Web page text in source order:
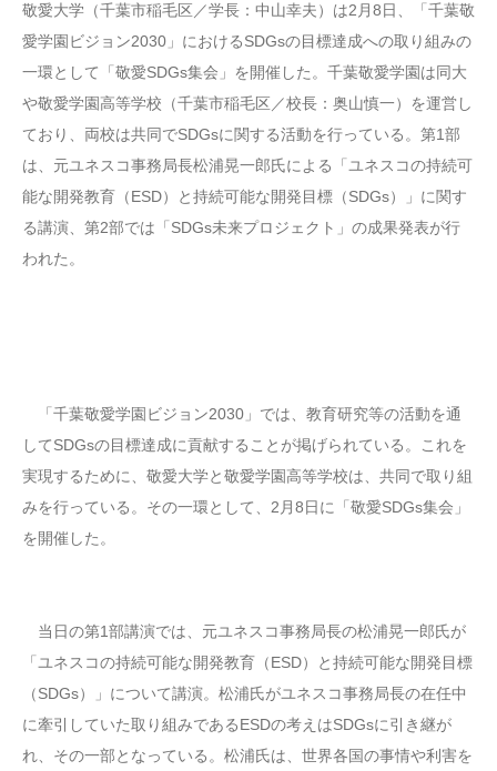
敬愛大学（千葉市稲毛区／学長：中山幸夫）は2月8日、「千葉敬
愛学園ビジョン2030」におけるSDGsの目標達成への取り組みの
一環として「敬愛SDGs集会」を開催した。千葉敬愛学園は同大
や敬愛学園高等学校（千葉市稲毛区／校長：奥山慎一）を運営し
ており、両校は共同でSDGsに関する活動を行っている。第1部
は、元ユネスコ事務局長松浦晃一郎氏による「ユネスコの持続可
能な開発教育（ESD）と持続可能な開発目標（SDGs）」に関す
る講演、第2部では「SDGs未来プロジェクト」の成果発表が行
われた。
「千葉敬愛学園ビジョン2030」では、教育研究等の活動を通
してSDGsの目標達成に貢献することが掲げられている。これを
実現するために、敬愛大学と敬愛学園高等学校は、共同で取り組
みを行っている。その一環として、2月8日に「敬愛SDGs集会」
を開催した。
当日の第1部講演では、元ユネスコ事務局長の松浦晃一郎氏が
「ユネスコの持続可能な開発教育（ESD）と持続可能な開発目標
（SDGs）」について講演。松浦氏がユネスコ事務局長の在任中
に牽引していた取り組みであるESDの考えはSDGsに引き継が
れ、その一部となっている。松浦氏は、世界各国の事情や利害を